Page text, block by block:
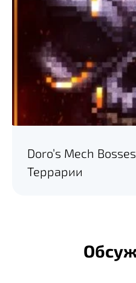
Doro’s Mech
Террарии